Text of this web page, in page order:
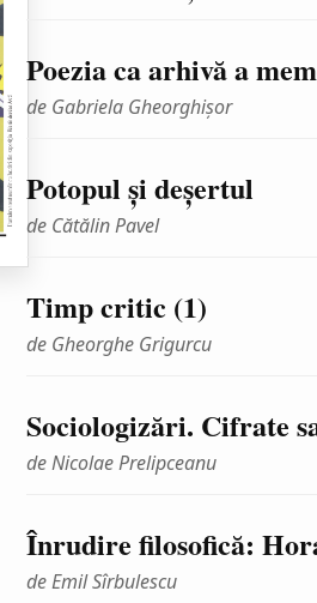
Poezia ca arhivă a
de Gabriela Gheorghişor
Potopul şi deşertul
de Cătălin Pavel
Timp critic (1)
de Gheorghe Grigurcu
Sociologizări. Cifrate
de Nicolae Prelipceanu
Înrudire filosofică:
de Emil Sîrbulescu